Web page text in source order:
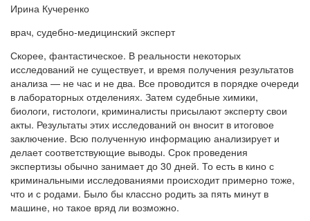
Ирина Кучеренко
врач, судебно-медицинский эксперт
Скорее, фантастическое. В реальности некоторых
исследований не существует, и время получения результатов
анализа — не час и не два. Все проводится в порядке очереди
в лабораторных отделениях. Затем судебные химики,
биологи, гистологи, криминалисты присылают эксперту свои
акты. Результаты этих исследований он вносит в итоговое
заключение. Всю полученную информацию анализирует и
делает соответствующие выводы. Срок проведения
экспертизы обычно занимает до 30 дней. То есть в кино с
криминальными исследованиями происходит примерно тоже,
что и с родами. Было бы классно родить за пять минут в
машине, но такое вряд ли возможно.